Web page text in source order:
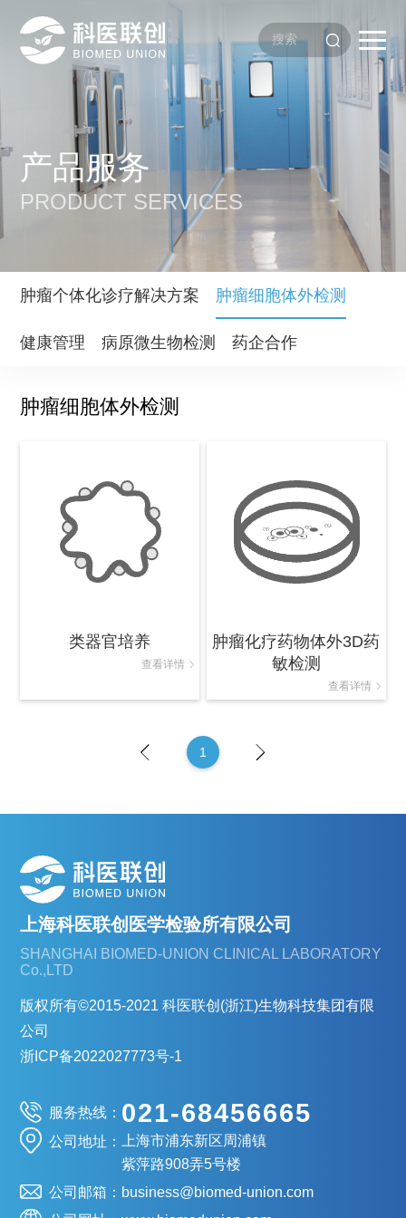
产品服务
PRODUCT SERVICES
肿瘤个体化诊疗解决方案 肿瘤细胞体外检测
健康管理 病原微生物检测 药企合作
肿瘤细胞体外检测
类器官培养
查看详情
肿瘤化疗药物体外3D药
敏检测
查看详情
1
上海科医联创医学检验所有限公司
SHANGHAI BIOMED-UNION CLINICAL LABORATORY
Co.,LTD
版权所有©2015-2021 科医联创(浙江)生物科技集团有限
公司
浙ICP备2022027773号-1
服务热线： 021-68456665
公司地址：上海市浦东新区周浦镇
紫萍路908弄5号楼
公司邮箱： business@biomed-union.com